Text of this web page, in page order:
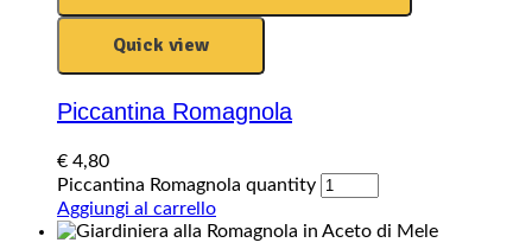
Quick view
Piccantina Romagnola
€ 4,80
Piccantina Romagnola quantity
Aggiungi al carrello